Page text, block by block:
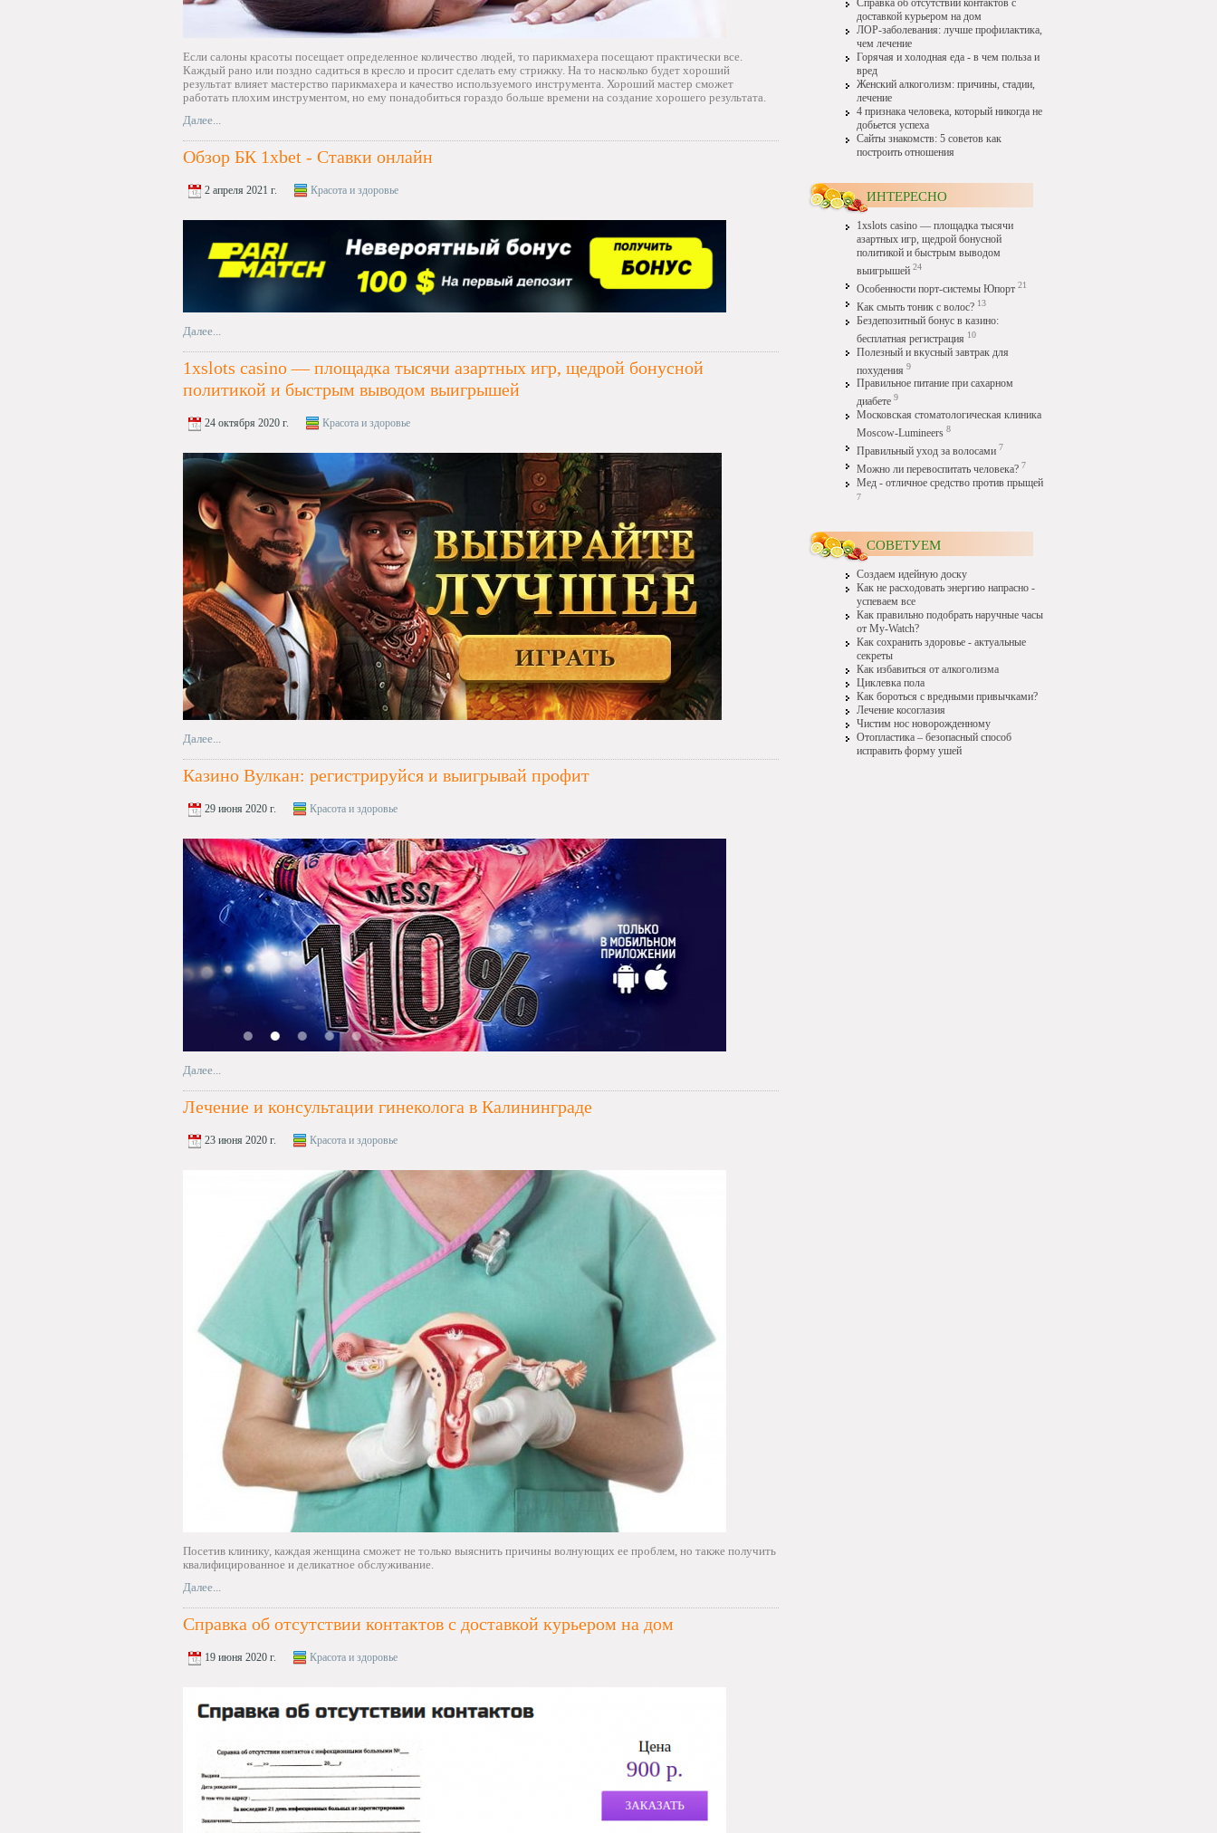
Если салоны красоты посещает определенное количество людей, то парикмахера посещают практически все.
Каждый рано или поздно садиться в кресло и просит сделать ему стрижку. На то насколько будет хороший
результат влияет мастерство парикмахера и качество используемого инструмента. Хороший мастер сможет
работать плохим инструментом, но ему понадобиться гораздо больше времени на создание хорошего результата.
Далее...
Обзор БК 1xbet - Ставки онлайн
2 апреля 2021 г. Красота и здоровье
Далее...
1xslots casino — площадка тысячи азартных игр, щедрой бонусной
политикой и быстрым выводом выигрышей
24 октября 2020 г. Красота и здоровье
Далее...
Казино Вулкан: регистрируйся и выигрывай профит
29 июня 2020 г. Красота и здоровье
Далее...
Лечение и консультации гинеколога в Калининграде
23 июня 2020 г. Красота и здоровье
Посетив клинику, каждая женщина сможет не только выяснить причины волнующих ее проблем, но также получить
квалифицированное и деликатное обслуживание.
Далее...
Справка об отсутствии контактов с доставкой курьером на дом
19 июня 2020 г. Красота и здоровье
Справка об отсутствии контактов с
доставкой курьером на дом
ЛОР-заболевания: лучше профилактика,
чем лечение
Горячая и холодная еда - в чем польза и
вред
Женский алкоголизм: причины, стадии,
лечение
4 признака человека, который никогда не
добьется успеха
Сайты знакомств: 5 советов как
построить отношения
ИНТЕРЕСНО
1xslots casino — площадка тысячи
азартных игр, щедрой бонусной
политикой и быстрым выводом
выигрышей 24
Особенности порт-системы Юпорт 21
Как смыть тоник с волос? 13
Бездепозитный бонус в казино:
бесплатная регистрация 10
Полезный и вкусный завтрак для
похудения 9
Правильное питание при сахарном
диабете 9
Московская стоматологическая клиника
Moscow-Lumineers 8
Правильный уход за волосами 7
Можно ли перевоспитать человека? 7
Мед - отличное средство против прыщей
7
СОВЕТУЕМ
Создаем идейную доску
Как не расходовать энергию напрасно -
успеваем все
Как правильно подобрать наручные часы
от My-Watch?
Как сохранить здоровье - актуальные
секреты
Как избавиться от алкоголизма
Циклевка пола
Как бороться с вредными привычками?
Лечение косоглазия
Чистим нос новорожденному
Отопластика – безопасный способ
исправить форму ушей